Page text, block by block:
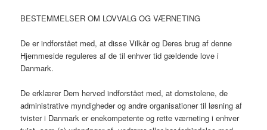
BESTEMMELSER OM LOVVALG OG VÆRNETING
De er indforstået med, at disse Vilkår og Deres brug af denne
Hjemmeside reguleres af de til enhver tid gældende love i
Danmark.
De erklærer Dem herved indforstået med, at domstolene, de
administrative myndigheder og andre organisationer til løsning af
tvister i Danmark er enekompetente og rette værneting i enhver